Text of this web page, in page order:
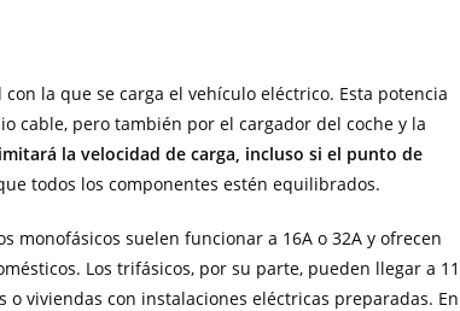
la que se carga el vehículo eléctrico. Esta potencia
cable, pero también por el cargador del coche y la
la velocidad de carga, incluso si el punto de
todos los componentes estén equilibrados.
monofásicos suelen funcionar a 16A o 32A y ofrecen
Los trifásicos, por su parte, pueden llegar a 11
viviendas con instalaciones eléctricas preparadas. En